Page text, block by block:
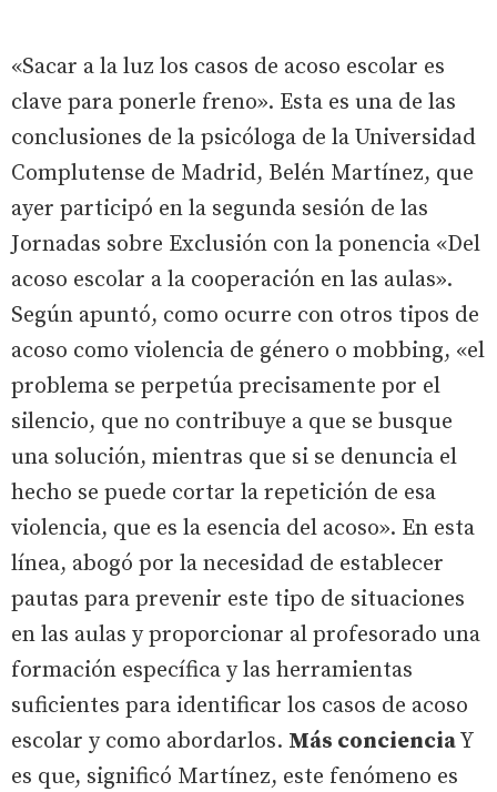
«Sacar a la luz los casos de acoso escolar es
clave para ponerle freno». Esta es una de las
conclusiones de la psicóloga de la Universidad
Complutense de Madrid, Belén Martínez, que
ayer participó en la segunda sesión de las
Jornadas sobre Exclusión con la ponencia «Del
acoso escolar a la cooperación en las aulas».
Según apuntó, como ocurre con otros tipos de
acoso como violencia de género o mobbing, «el
problema se perpetúa precisamente por el
silencio, que no contribuye a que se busque
una solución, mientras que si se denuncia el
hecho se puede cortar la repetición de esa
violencia, que es la esencia del acoso». En esta
línea, abogó por la necesidad de establecer
pautas para prevenir este tipo de situaciones
en las aulas y proporcionar al profesorado una
formación específica y las herramientas
suficientes para identificar los casos de acoso
escolar y como abordarlos. Más concienciaY
es que, significó Martínez, este fenómeno es